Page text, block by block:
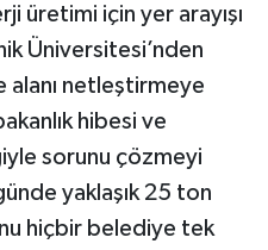
üretimi için yer arayışı
Üniversitesi’nden
alanı netleştirmeye
hibesi ve
sorunu çözmeyi
yaklaşık 25 ton
hiçbir belediye tek